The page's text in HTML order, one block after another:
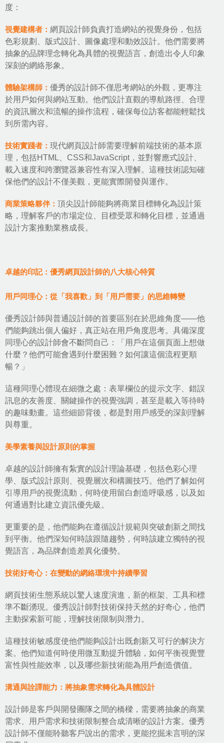
度：
視覺建構者： 網頁設計師負責打造網站的視覺身份，包括
色彩規劃、
版式設計 、圖像處理和動效設計。他們需要將
抽象的品牌理念轉化為具體的視覺語言，創造出令人印象
深刻的網絡形象。
體驗架構師： 優秀的設計師不僅思考網站的外觀，更專注
於用戶如何與網站互動。他們設計直觀的導航路徑、合理
的資訊層次和流暢的操作流程，確保每位訪客都能輕鬆找
到所需內容。
技術實踐者： 現代網頁設計師需要理解前端技術的基本原
理，包括HTML、CSS和JavaScript，並對響應式設計
載入速度和跨瀏覽器兼容性有深入理解。這種技術認知確
保他們的設計不僅美觀，更能實際開發與運作。
商業策略夥伴： 頂尖設計師能夠將商業目標轉化為設計策
略，理解客戶的市場定位、目標受眾和轉化目標，並通過
設計方案推動業務成長。
卓越的印記：優秀網頁設計師的八大核心特質
用戶同理心：從「我喜歡」到「用戶需要」的思維轉變
優秀設計師與普通設計師的首要區別在於思維角度——他
們能夠跳出個人偏好，真正站在用戶角度思考。具備深度
同理心的設計師會不斷問自己：「用戶在這個頁面上想做
什麼？他們可能會遇到什麼困難？如何讓這個流程更順
暢？」
這種同理心體現在細微之處：表單欄位的提示文字、錯誤
訊息的友善度、關鍵操作的視覺強調，甚至是載入等待時
的趣味動畫。這些細節背後，都是對用戶感受的深刻理解
與尊重。
美學素養與設計原則的掌握
卓越的設計師擁有紮實的設計理論基礎，包括色彩心理
學、
版式設計原則
、視覺層次和構圖技巧。他們了解如何
引導用戶的視覺流動，何時使用留白創造呼吸感，以及如
何通過對比建立資訊優先級。
更重要的是，他們能夠在遵循設計規範與突破創新之間找
到平衡。他們深知何時該跟隨趨勢，何時該建立獨特的視
覺語言，為品牌創造差異化優勢。
技術好奇心：在變動的網絡環境中持續學習
網頁技術生態系統以驚人速度演進，新的框架、工具和標
準不斷湧現。優秀設計師對技術保持天然的好奇心，他們
主動探索新可能，理解技術限制與潛力。
這種技術敏感度使他們能夠設計出既創新又可行的解決方
案。他們知道何時使用微互動提升體驗，如何平衡視覺豐
富性與性能效率，以及哪些新技術能為用戶創造價值。
溝通與詮譯能力：將抽象需求轉化為具體設計
設計師是客戶與開發團隊之間的橋樑，需要將抽象的商業
需求、用戶需求和技術限制整合成清晰的設計方案。優秀
設計師不僅能聆聽客戶說出的需求，更能挖掘未言明的深